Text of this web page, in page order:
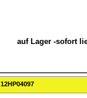
auf Lager -sofort
12HP04097